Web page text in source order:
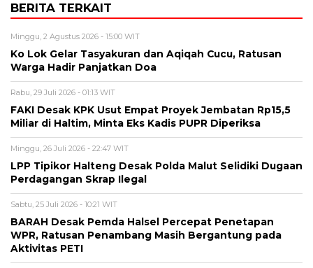
BERITA TERKAIT
Minggu, 2 Agustus 2026 - 15:00 WIT
Ko Lok Gelar Tasyakuran dan Aqiqah Cucu, Ratusan
Warga Hadir Panjatkan Doa
Rabu, 29 Juli 2026 - 01:13 WIT
FAKI Desak KPK Usut Empat Proyek Jembatan Rp15,5
Miliar di Haltim, Minta Eks Kadis PUPR Diperiksa
Minggu, 26 Juli 2026 - 22:47 WIT
LPP Tipikor Halteng Desak Polda Malut Selidiki Dugaan
Perdagangan Skrap Ilegal
Sabtu, 25 Juli 2026 - 10:21 WIT
BARAH Desak Pemda Halsel Percepat Penetapan
WPR, Ratusan Penambang Masih Bergantung pada
Aktivitas PETI